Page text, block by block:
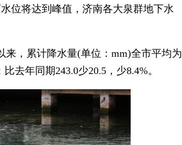
位将达到峰值，济南各大泉群地下水
，累计降水量(单位：mm)全市平均为
去年同期243.0少20.5，少8.4%。